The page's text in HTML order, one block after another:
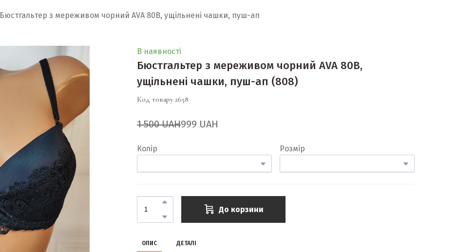
Бюстгальтер з мереживом чорний AVA 80B, ущільнені чашки, пуш-ап
В наявності
Бюстгальтер з мереживом чорний AVA 80B,
ущільнені чашки, пуш-ап (808)
Код товару 2658
1 500 UAH999 UAH
Колір Розмір
До корзини
ОПИС ДЕТАЛІ